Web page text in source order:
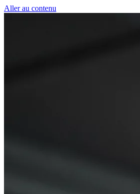
Aller au contenu
Panneau de gestion des cookies